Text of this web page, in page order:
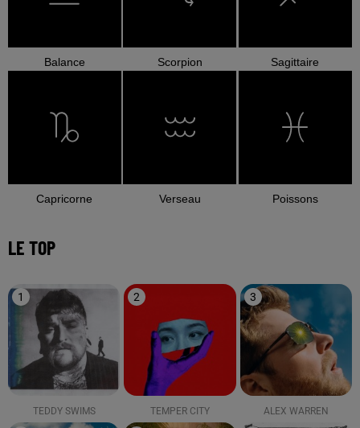
Balance Scorpion Sagittaire
Capricorne Verseau Poissons
LE TOP
1
TEDDY SWIMS
2
TEMPER CITY
3
ALEX WARREN